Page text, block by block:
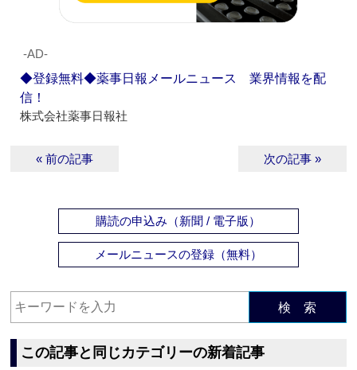
‐AD‐
◆登録無料◆薬事日報メールニュース 業界情報を配
信！
株式会社薬事日報社
« 前の記事 次の記事 »
購読の申込み（新聞 / 電子版）
メールニュースの登録（無料）
検 索
この記事と同じカテゴリーの新着記事